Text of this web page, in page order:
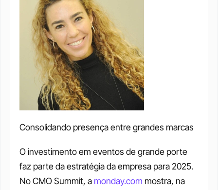
Consolidando presença entre grandes marcas
O investimento em eventos de grande porte
faz parte da estratégia da empresa para 2025.
No CMO Summit, a monday.com mostra, na